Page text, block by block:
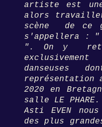
artiste est
alors
scène de ce
s'appellera :
"
". On y
danseuses
représentation
2020 en
salle LE
Asti EVEN
des plus